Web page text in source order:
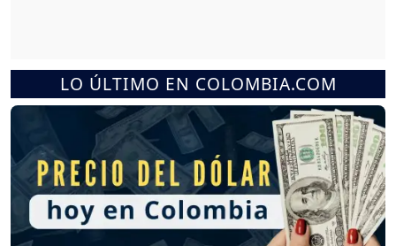
LO ÚLTIMO EN COLOMBIA.COM